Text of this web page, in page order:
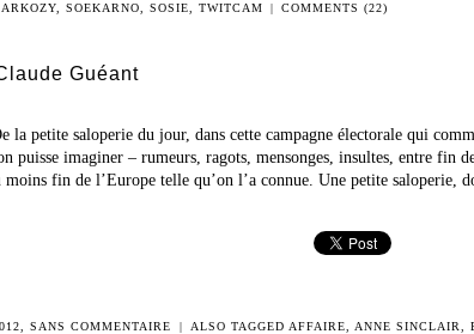
, SOEKARNO SOSIE TWITCAM | COMMENTS (22)
Guéant
la petite saloperie du jour, dans cette campagne électorale qui
puisse imaginer – rumeurs, ragots, mensonges, insultes, entre fin
fin de l’Europe telle qu’on l’a connue. Une petite saloperie,
,SANS COMMENTAIRE | ALSO TAGGED AFFAIRE ANNE SINCLAIR